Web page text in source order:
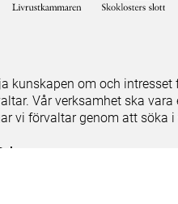
kunskapen om och intresset
Vår verksamhet ska
vi förvaltar genom att söka
notes